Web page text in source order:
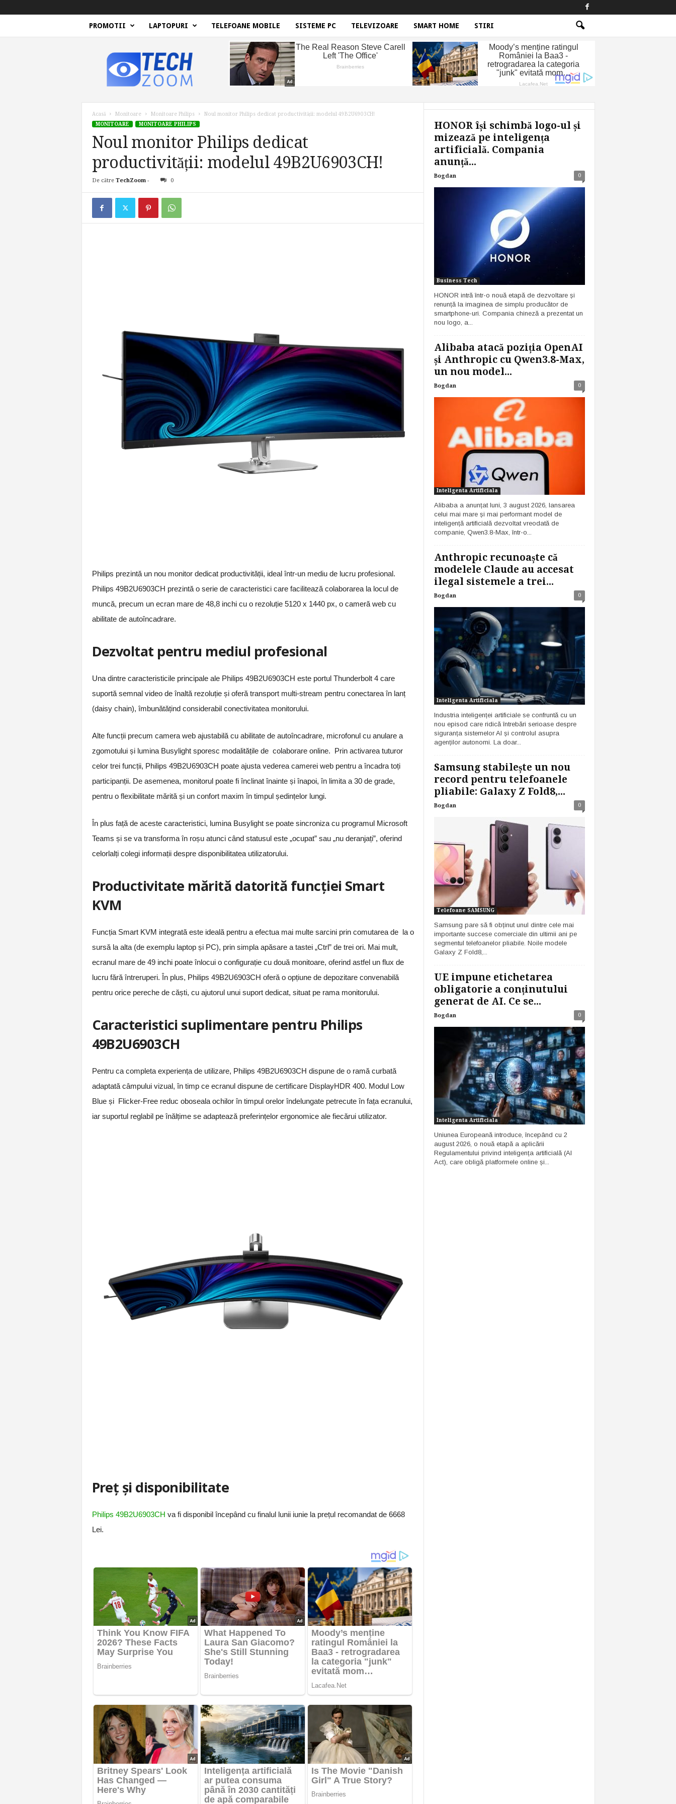
PROMOTII LAPTOPURI TELEFOANE MOBILE SISTEME PC TELEVIZOARE SMART HOME STIRI
Acasă Monitoare Monitoare Philips
Noul monitor Philips dedicat productivității: modelul 49B2U6903CH!
MONITOARE
MONITOARE PHILIPS
Noul monitor Philips dedicat
productivității: modelul 49B2U6903CH!
De către TechZoom- 0
Philips prezintă un nou monitor dedicat productivității, ideal într-un mediu de lucru profesional.
Philips 49B2U6903CH prezintă o serie de caracteristici care facilitează colaborarea la locul de
muncă, precum un ecran mare de 48,8 inchi cu o rezoluție 5120 x 1440 px, o cameră web cu
abilitate de autoîncadrare.
Dezvoltat pentru mediul profesional
Una dintre caracteristicile principale ale Philips 49B2U6903CH este portul Thunderbolt 4 care
suportă semnal video de înaltă rezoluție și oferă transport multi-stream pentru conectarea în lanț
(daisy chain), îmbunătățind considerabil conectivitatea monitorului.
Alte funcții precum camera web ajustabilă cu abilitate de autoîncadrare, microfonul cu anulare a
zgomotului și lumina Busylight sporesc modalitățile de colaborare online. Prin activarea tuturor
celor trei funcții, Philips 49B2U6903CH poate ajusta vederea camerei web pentru a încadra toți
participanții. De asemenea, monitorul poate fi înclinat înainte și înapoi, în limita a 30 de grade,
pentru o flexibilitate mărită și un confort maxim în timpul ședințelor lungi.
În plus față de aceste caracteristici, lumina Busylight se poate sincroniza cu programul Microsoft
Teams și se va transforma în roșu atunci când statusul este „ocupat” sau „nu deranjați”, oferind
celorlalți colegi informații despre disponibilitatea utilizatorului.
Productivitate mărită datorită funcției Smart
KVM
Funcția Smart KVM integrată este ideală pentru a efectua mai multe sarcini prin comutarea de la o
sursă la alta (de exemplu laptop și PC), prin simpla apăsare a tastei „Ctrl” de trei ori. Mai mult,
ecranul mare de 49 inchi poate înlocui o configurație cu două monitoare, oferind astfel un flux de
lucru fără întreruperi. În plus, Philips 49B2U6903CH oferă o opțiune de depozitare convenabilă
pentru orice pereche de căști, cu ajutorul unui suport dedicat, situat pe rama monitorului.
Caracteristici suplimentare pentru Philips
49B2U6903CH
Pentru ca completa experiența de utilizare, Philips 49B2U6903CH dispune de o ramă curbată
adaptată câmpului vizual, în timp ce ecranul dispune de certificare DisplayHDR 400. Modul Low
Blue și Flicker-Free reduc oboseala ochilor în timpul orelor îndelungate petrecute în fața ecranului,
iar suportul reglabil pe înălțime se adaptează preferințelor ergonomice ale fiecărui utilizator.
Preț și disponibilitate
Philips 49B2U6903CH va fi disponibil începând cu finalul lunii iunie la prețul recomandat de 6668
Lei.
HONOR își schimbă logo-ul și
mizează pe inteligența
artificială. Compania
anunță...
Bogdan 0
Business Tech
HONOR intră într-o nouă etapă de dezvoltare și
renunță la imaginea de simplu producător de
smartphone-uri. Compania chineză a prezentat un
nou logo, a...
Alibaba atacă poziția OpenAI
și Anthropic cu Qwen3.8-Max,
un nou model...
Bogdan 0
Inteligenta Artificiala
Alibaba a anunțat luni, 3 august 2026, lansarea
celui mai mare și mai performant model de
inteligență artificială dezvoltat vreodată de
companie, Qwen3.8-Max, într-o...
Anthropic recunoaște că
modelele Claude au accesat
ilegal sistemele a trei...
Bogdan 0
Inteligenta Artificiala
Industria inteligenței artificiale se confruntă cu un
nou episod care ridică întrebări serioase despre
siguranța sistemelor AI și controlul asupra
agenților autonomi. La doar...
Samsung stabilește un nou
record pentru telefoanele
pliabile: Galaxy Z Fold8,...
Bogdan 0
Telefoane SAMSUNG
Samsung pare să fi obținut unul dintre cele mai
importante succese comerciale din ultimii ani pe
segmentul telefoanelor pliabile. Noile modele
Galaxy Z Fold8,...
UE impune etichetarea
obligatorie a conținutului
generat de AI. Ce se...
Bogdan 0
Inteligenta Artificiala
Uniunea Europeană introduce, începând cu 2
august 2026, o nouă etapă a aplicării
Regulamentului privind inteligența artificială (AI
Act), care obligă platformele online și...